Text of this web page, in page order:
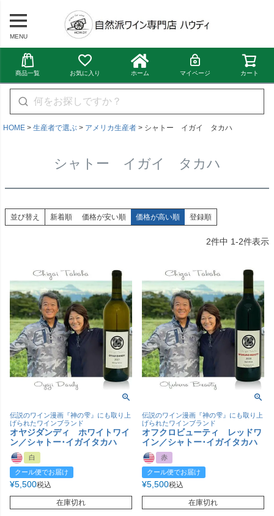
MENU
商品一覧 お気に入り ホーム マイページ カート
HOME 生産者で選ぶ アメリカ生産者 シャトー イガイ タカハ
シャトー イガイ タカハ
並び替え 新着順 価格が安い順 価格が高い順 登録順
2件中 1-2件表示
伝説のワイン漫画『神の雫』にも取り上
げられたワインブランド
オヤジダンディ ホワイトワイ
ン／シャトー･イガイタカハ
白
クール便でお届け
¥5,500税込
在庫切れ
伝説のワイン漫画『神の雫』にも取り上
げられたワインブランド
オフクロビューティ レッドワ
イン／シャトー･イガイタカハ
赤
クール便でお届け
¥5,500税込
在庫切れ